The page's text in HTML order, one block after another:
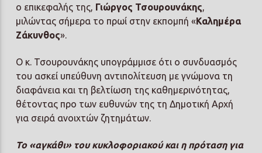
ο επικεφαλής της, Γιώργος Τσουρουνάκης
μιλώντας σήμερα το πρωί στην εκπομπή «Καλημέρα
Ζάκυνθος».
Ο κ. Τσουρουνάκης υπογράμμισε ότι ο συνδυασμός
του ασκεί υπεύθυνη αντιπολίτευση με γνώμονα τη
διαφάνεια και τη βελτίωση της καθημερινότητας,
θέτοντας προ των ευθυνών της τη Δημοτική Αρχή
για σειρά ανοιχτών ζητημάτων.
Το «αγκάθι» του κυκλοφοριακού και η πρόταση για